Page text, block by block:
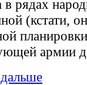
в рядах
(кстати,
армии